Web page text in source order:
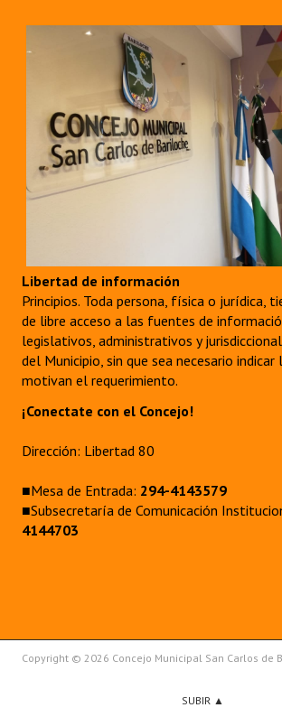
Libertad de información
Principios. Toda persona, física o jurídica,
de libre acceso a las fuentes de
legislativos, administrativos y
del Municipio, sin que sea necesario indicar
motivan el requerimiento.
¡Conectate con el Concejo!
Dirección: Libertad 80
■Mesa de Entrada: 294-4143579
■Subsecretaría de Comunicación
4144703
Copyright © 2026 Concejo Municipal San Carlos de
SUBIR ▲